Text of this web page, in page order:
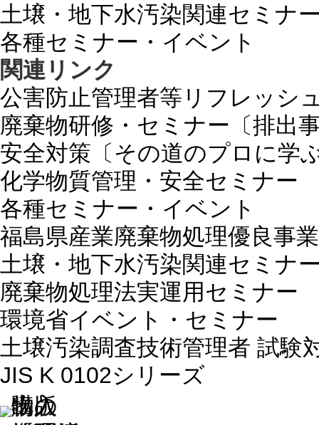
土壌・地下水汚染関連セミナ
各種セミナー・イベント
関連リンク
公害防止管理者等リフレッシ
廃棄物研修・セミナー〔排出
安全対策〔その道のプロに学
化学物質管理・安全セミナー
各種セミナー・イベント
福島県産業廃棄物処理優良事
土壌・地下水汚染関連セミナ
廃棄物処理法実運用セミナー
環境省イベント・セミナー
土壌汚染調査技術管理者 試験
JIS K 0102シリーズ